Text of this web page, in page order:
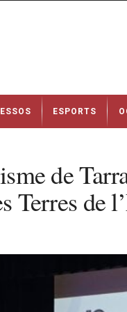
ESPORTS
de
Terres de